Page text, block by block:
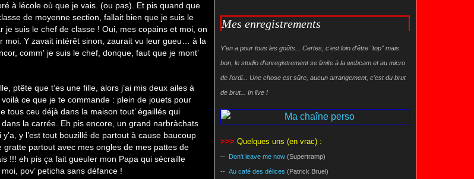
à lécole où que je vais. (ou pas). Et pis quand que
de moyenne section, fallait bien que je suis le
je suis le chef declasse ! Oui, mes copains et moi, on
moi. Y zavait intérêt sinon, zaurait vu leur gueu… à la
comm' je suis le chef, donque, faut que je mont’
ptête que t’es une fille, alors j’ai mis deux ailes à
ce que je te commande : plein de jouets pour
tous ceu déjà dans la maison tout’ égaillés qui
la carrée. Eh pis encore, un grand narbràchats
y l’est tout bouzillé de partout à cause baucoup
gratte partout avec mes ongles de mes pattes de
!!! eh pis ça fait gueuler mon Papa qui sécraille
pov’ peticha sans défance !
Mes enregistrements
Y'en a pour tous les goûts... Certes, c'est loin d'être "top" mais
bon, le studio d'enregistrement se limite à la webcam et au micro
de l'ordi... Une chose est sûre, aucun arrangement, c'est du brut
de brut... In live !
>>> Quelques uns (en vrac) :
-- Don't leave me now(Supertramp)
-- Au café des délices (Patrick Bruel)